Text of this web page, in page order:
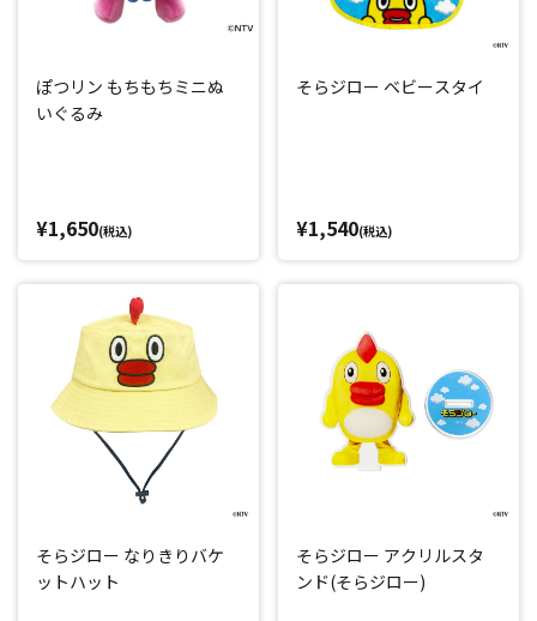
ぽつリン もちもちミニぬ
いぐるみ
¥1,650(税込)
そらジロー ベビースタイ
¥1,540(税込)
そらジロー なりきりバケ
ットハット
そらジロー アクリルスタ
ンド(そらジロー)